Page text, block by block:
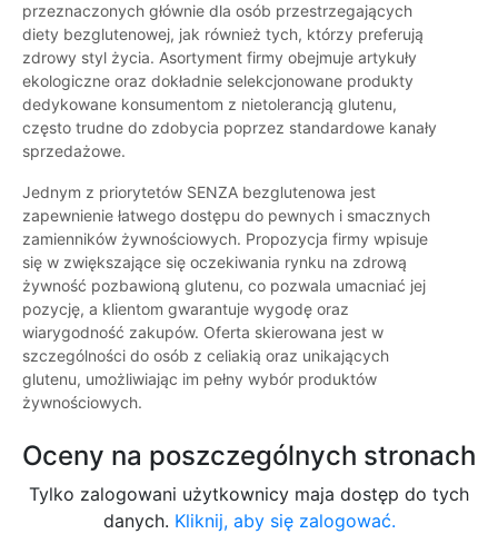
przeznaczonych głównie dla osób przestrzegających
diety bezglutenowej, jak również tych, którzy preferują
zdrowy styl życia. Asortyment firmy obejmuje artykuły
ekologiczne oraz dokładnie selekcjonowane produkty
dedykowane konsumentom z nietolerancją glutenu,
często trudne do zdobycia poprzez standardowe kanały
sprzedażowe.
Jednym z priorytetów SENZA bezglutenowa jest
zapewnienie łatwego dostępu do pewnych i smacznych
zamienników żywnościowych. Propozycja firmy wpisuje
się w zwiększające się oczekiwania rynku na zdrową
żywność pozbawioną glutenu, co pozwala umacniać jej
pozycję, a klientom gwarantuje wygodę oraz
wiarygodność zakupów. Oferta skierowana jest w
szczególności do osób z celiakią oraz unikających
glutenu, umożliwiając im pełny wybór produktów
żywnościowych.
Oceny na poszczególnych stronach
Tylko zalogowani użytkownicy maja dostęp do tych
danych. Kliknij, aby się zalogować.